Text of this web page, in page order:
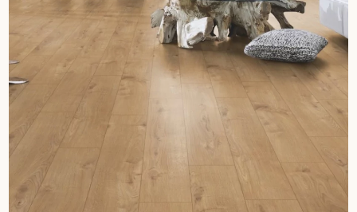
09-8899140
VOUS AVEZ UN PROJET ?
Nos experts sont à votre disposition pour vous guider pas à
pas dans le choix et la pose de votre parquet.